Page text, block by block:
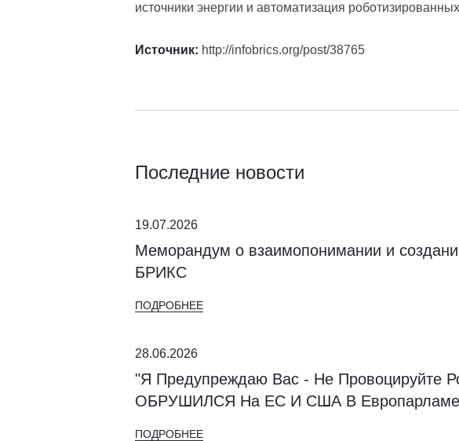
источники энергии и автоматизация
Источник: http://infobrics.org/post/38765
Последние новости
19.07.2026
Меморандум о взаимопонимании и
БРИКС
ПОДРОБНЕЕ
28.06.2026
"Я Предупреждаю Вас - Не Провоцируйте
ОБРУШИЛСЯ На ЕС И США В
ПОДРОБНЕЕ